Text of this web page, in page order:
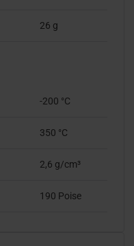
26 g
-200 °C
350 °C
2,6 g/cm³
190 Poise